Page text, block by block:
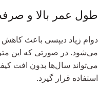
طول عمر بالا و
دوام زیاد دیپسی باعث کاهش
می‌شود. در صورتی که این
می‌تواند سال‌ها بدون افت
استفاده قرار گیرد.